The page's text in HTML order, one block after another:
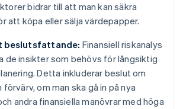
bidrar till att man kan säkra
att köpa eller sälja värdepapper.
beslutsfattande: Finansiell riskanalys
de insikter som behövs för långsiktig
Detta inkluderar beslut om
om man ska gå in på nya
andra finansiella manövrar med höga